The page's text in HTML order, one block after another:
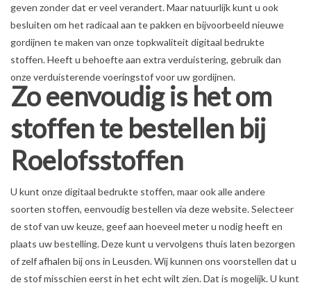
geven zonder dat er veel verandert. Maar natuurlijk kunt u ook
besluiten om het radicaal aan te pakken en bijvoorbeeld nieuwe
gordijnen te maken van onze topkwaliteit digitaal bedrukte
stoffen. Heeft u behoefte aan extra verduistering, gebruik dan
onze verduisterende voeringstof voor uw gordijnen.
Zo eenvoudig is het om
stoffen te bestellen bij
Roelofsstoffen
U kunt onze digitaal bedrukte stoffen, maar ook alle andere
soorten stoffen, eenvoudig bestellen via deze website. Selecteer
de stof van uw keuze, geef aan hoeveel meter u nodig heeft en
plaats uw bestelling. Deze kunt u vervolgens thuis laten bezorgen
of zelf afhalen bij ons in Leusden. Wij kunnen ons voorstellen dat u
de stof misschien eerst in het echt wilt zien. Dat is mogelijk. U kunt